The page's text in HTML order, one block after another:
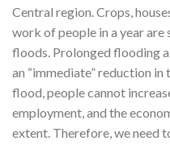
Central region. Crops,
work of people in a year
floods. Prolonged flooding
an “immediate” reduction
flood, people cannot
employment, and the
extent. Therefore, we need